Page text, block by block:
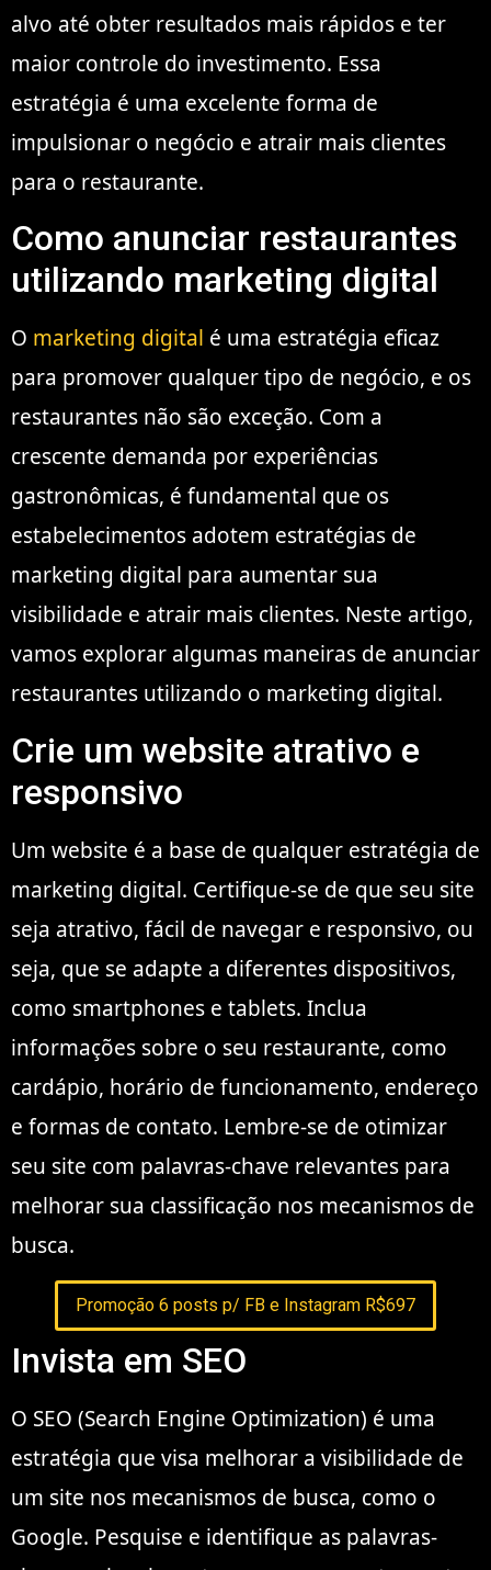
alvo até obter resultados mais rápidos e ter
maior controle do investimento. Essa
estratégia é uma excelente forma de
impulsionar o negócio e atrair mais clientes
para o restaurante.
Como anunciar restaurantes
utilizando marketing digital
O marketing digital é uma estratégia eficaz
para promover qualquer tipo de negócio, e os
restaurantes não são exceção. Com a
crescente demanda por experiências
gastronômicas, é fundamental que os
estabelecimentos adotem estratégias de
marketing digital para aumentar sua
visibilidade e atrair mais clientes. Neste artigo,
vamos explorar algumas maneiras de anunciar
restaurantes utilizando o marketing digital.
Crie um website atrativo e
responsivo
Um website é a base de qualquer estratégia de
marketing digital. Certifique-se de que seu site
seja atrativo, fácil de navegar e responsivo, ou
seja, que se adapte a diferentes dispositivos,
como smartphones e tablets. Inclua
informações sobre o seu restaurante, como
cardápio, horário de funcionamento, endereço
e formas de contato. Lembre-se de otimizar
seu site com palavras-chave relevantes para
melhorar sua classificação nos mecanismos de
busca.
Promoção 6 posts p/ FB e Instagram R$697
Invista em SEO
O SEO (Search Engine Optimization) é uma
estratégia que visa melhorar a visibilidade de
um site nos mecanismos de busca, como o
Google. Pesquise e identifique as palavras-